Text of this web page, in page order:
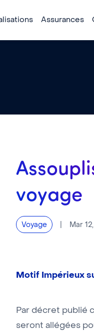
Assurances
voyage
Mar
Voyage
Motif Impérieux
Par décret publié
seront allégées